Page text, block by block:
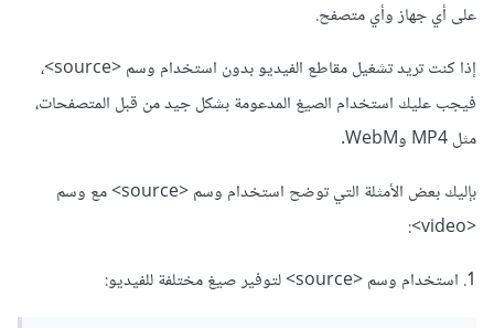
على أي جهاز وأي متصفح.
إذا كنت تريد تشغيل مقاطع الفيديو بدون استخدام وسم <source>،
فيجب عليك استخدام الصيغ المدعومة بشكل جيد من قبل المتصفحات،
مثل MP4 وWebM.
بإليك بعض الأمثلة التي توضح استخدام وسم <source> مع وسم
<video>:
1. استخدام وسم <source> لتوفير صيغ مختلفة للفيديو: